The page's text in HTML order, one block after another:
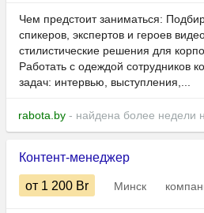
Чем предстоит заниматься:
спикеров, экспертов и героев
стилистические решения для
Работать с одеждой сотрудников
задач: интервью, выступления,...
rabota.by - найдена более недели
Контент-менеджер
от 1 200 Br Минск